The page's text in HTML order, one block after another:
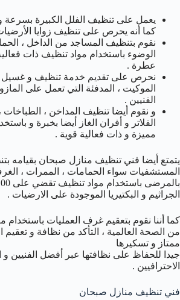
يعمل على تنظيف الفلل الكبيرة بسرعة
كما أنه يحرص على تنظيف زوايا
نقوم بتنظيف المساجد من الداخل ،
الوضوء باستخدام مواد تنظيف ذات
عطرة .
نحرص على تقديم خدمة تنظيف و غسيل
الموكيت ، المدفئة التي تعمل على
الفنيين .
و نقوم أيضا تنظيف المداخن ،
الفلاتر و أفران الغاز أيضا بخبرة و
مميزة و ذات فعالية قوية .
يتمتع أيضا فني تنظيف منازل صبحان بقيامه
المستشفيات سواء الحمامات ، الممرات ،
الجراثيم و البكتيريا الموجودة على الارضيات .
كما أننا نقوم بتعقيم غرف العمليات
من الصحة العالمية ، التأكد من نظافة و
ممتاز و تسكيرها
جيدا للحفاظ على نظافتها عبر أفضل الفنيين و
الاحترافيين .
فني تنظيف منازل صبحان